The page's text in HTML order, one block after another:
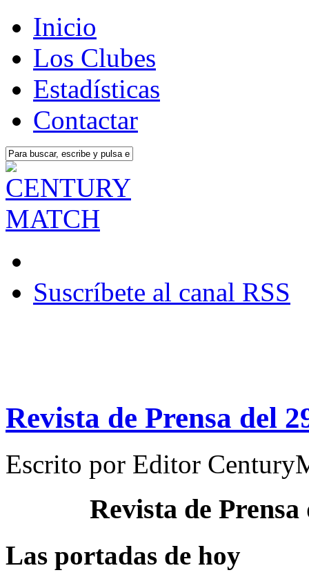
Inicio
Los Clubes
Estadísticas
Contactar
Suscríbete al canal RSS
Revista de Prensa del
Escrito por Editor
Revista de
Las portadas de hoy